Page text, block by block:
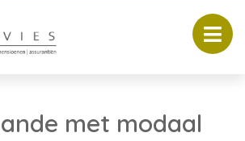
met modaal